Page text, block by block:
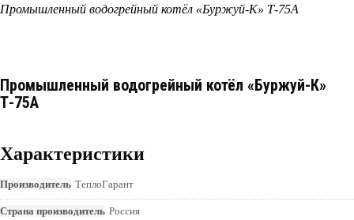
Промышленный водогрейный котёл «Буржуй-К» Т-75А
Промышленный водогрейный котёл «Буржуй-К»
Т-75А
Характеристики
Производитель ТеплоГарант
Страна производитель Россия